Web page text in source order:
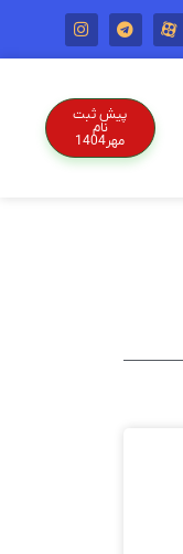
پیش ثبت
نام
مهر1404